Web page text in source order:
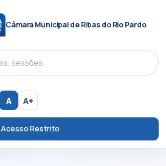
Câmara Municipal de Ribas do Rio Pardo
A A+
Acesso Restrito